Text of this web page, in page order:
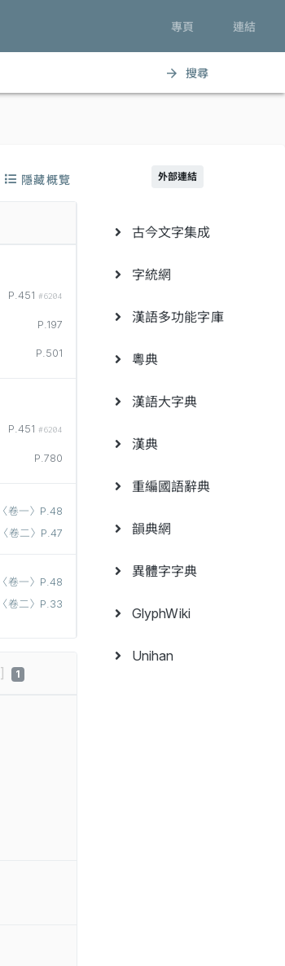
專頁 連結
arrow_forward 搜尋
隱藏概覽
P.451 #6204
P.197
P.501
P.451 #6204
P.780
〈卷一〉P.48
〈卷二〉P.47
〈卷一〉P.48
〈卷二〉P.33
] 1
外部連結
古今文字集成
字統網
漢語多功能字庫
粵典
漢語大字典
漢典
重編國語辭典
韻典網
異體字字典
GlyphWiki
Unihan